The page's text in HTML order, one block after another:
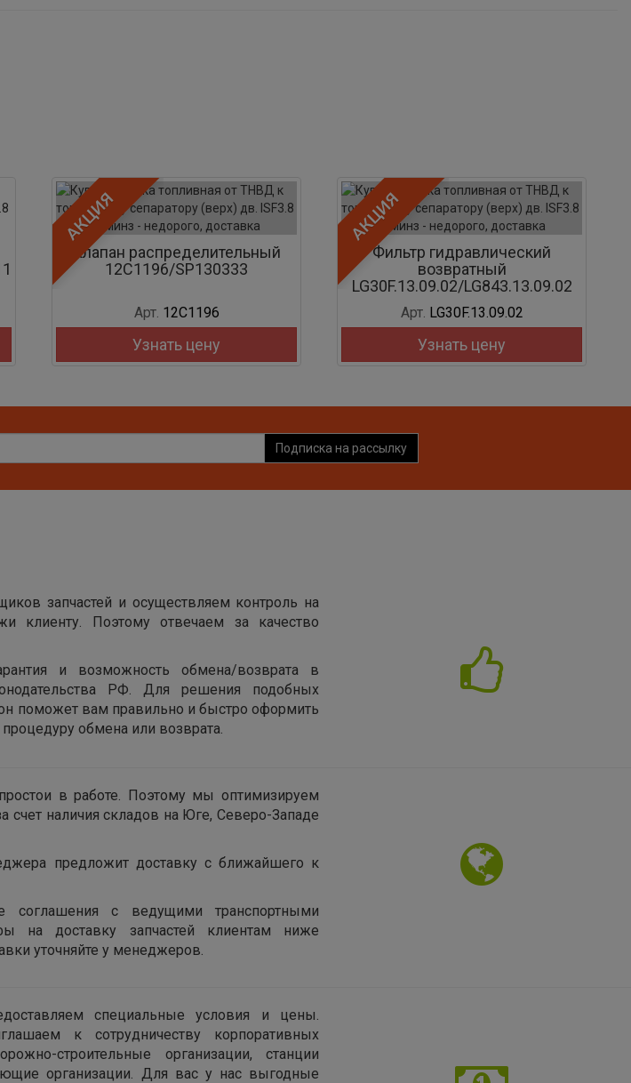
АКЦИЯ
Клапан распределительный
12C1196/SP130333
Арт. 12C1196
Узнать цену
АКЦИЯ
Фильтр гидравлический
возвратный
LG30F.13.09.02/LG843.13.09.02
Арт. LG30F.13.09.02
Узнать цену
Подписка на рассылку
запчастей и осуществляем контроль на
клиенту. Поэтому отвечаем за качество
и возможность обмена/возврата в
РФ. Для решения подобных
поможет вам правильно и быстро оформить
обмена или возврата.
в работе. Поэтому мы оптимизируем
счет наличия складов на Юге, Северо-Западе
предложит доставку с ближайшего к
соглашения с ведущими транспортными
на доставку запчастей клиентам ниже
уточняйте у менеджеров.
специальные условия и цены.
к сотрудничеству корпоративных
строительные организации, станции
организации. Для вас у нас выгодные